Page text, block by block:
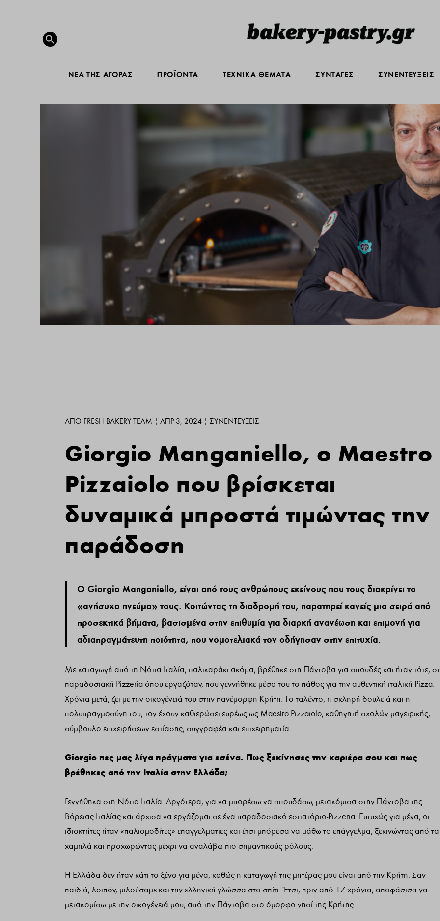
Search
for:
SEARCH BUTTON
ΝΕΑ ΤΗΣ ΑΓΟΡΑΣ ΠΡΟΪΟΝΤΑ ΤΕΧΝΙΚΑ ΘΕΜΑΤΑ ΣΥΝΤΑΓΕΣ ΣΥΝΕΝΤΕΥΞΕΙΣ
ΑΠΌ FRESH BAKERY TEAM | ΑΠΡ 3, 2024 | ΣΥΝΕΝΤΕΎΞΕΙΣ
Giorgio Manganiello, ο Maestro
Pizzaiolo που βρίσκεται
δυναμικά μπροστά τιμώντας την
παράδοση
Ο Giorgio Manganiello, είναι από τους ανθρώπους εκείνους που τους διακρίνει το
«ανήσυχο πνεύμα» τους. Κοιτώντας τη διαδρομή του, παρατηρεί κανείς μια σειρά από
προσεκτικά βήματα, βασισμένα στην επιθυμία για διαρκή ανανέωση και επιμονή για
αδιαπραγμάτευτη ποιότητα, που νομοτελιακά τον οδήγησαν στην επιτυχία.
Με καταγωγή από τη Νότια Ιταλία, παλικαράκι ακόμα, βρέθηκε στη Πάντοβα για σπουδές και ήταν τότε,
παραδοσιακή Pizzeria όπου εργαζόταν, που γεννήθηκε μέσα του το πάθος για την αυθεντική ιταλική Pizza.
Χρόνια μετά, ζει με την οικογένειά του στην πανέμορφη Κρήτη. Το ταλέντο, η σκληρή δουλειά και η
πολυπραγμοσύνη του, τον έχουν καθιερώσει ευρέως ως Maestro Pizzaiolo, καθηγητή σχολών μαγειρικής,
σύμβουλο επιχειρήσεων εστίασης, συγγραφέα και επιχειρηματία.
Giorgio πες μας λίγα πράγματα για εσένα. Πως ξεκίνησες την καριέρα σου και πως
βρέθηκες από την Ιταλία στην Ελλάδα;
Γεννήθηκα στη Νότια Ιταλία. Αργότερα, για να μπορέσω να σπουδάσω, μετακόμισα στην Πάντοβα της
Βόρειας Ιταλίας και άρχισα να εργάζομαι σε ένα παραδοσιακό εστιατόριο-Pizzeria. Ευτυχώς για μένα, οι
ιδιοκτήτες ήταν «παλιομοδίτες» επαγγελματίες και έτσι μπόρεσα να μάθω το επάγγελμα, ξεκινώντας από τα
χαμηλά και προχωρώντας μέχρι να αναλάβω πιο σημαντικούς ρόλους.
Η Ελλάδα δεν ήταν κάτι το ξένο για μένα, καθώς η καταγωγή της μητέρας μου είναι από την Κρήτη. Σαν
παιδιά, λοιπόν, μιλούσαμε και την ελληνική γλώσσα στο σπίτι. Έτσι, πριν από 17 χρόνια, αποφάσισα να
μετακομίσω με την οικογένειά μου, από την Πάντοβα στο όμορφο νησί της Κρήτης